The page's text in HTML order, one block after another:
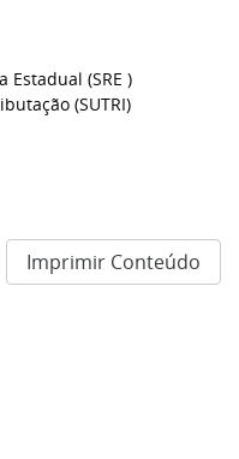
Estadual (SRE )
(SUTRI)
Imprimir Conteúdo